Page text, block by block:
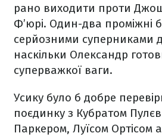
рано виходити проти
Ф’юрі. Один-два проміжні
серйозними суперниками
наскільки Олександр
суперважкої ваги.
Усику було б добре
поєдинку з Кубратом
Паркером, Луїсом Ортісом